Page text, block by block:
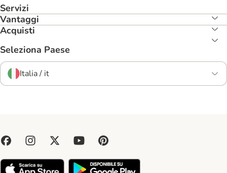
Servizi
Vantaggi
Acquisti
Seleziona Paese
Italia / it